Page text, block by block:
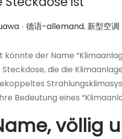
. 作
德语-allemand,新型空调
der Name
die die
Bedeutung eines
völlig